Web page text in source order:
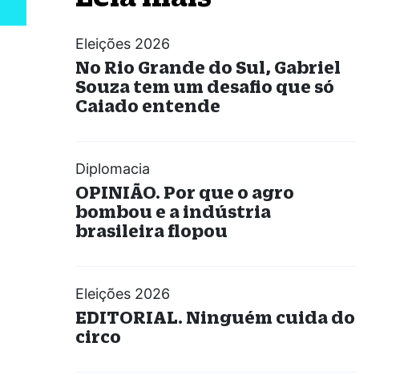
Eleições 2026
No Rio Grande do Sul, Gabriel
Souza tem um desafio que só
Caiado entende
Diplomacia
OPINIÃO. Por que o agro
bombou e a indústria
brasileira flopou
Eleições 2026
EDITORIAL. Ninguém cuida do
circo